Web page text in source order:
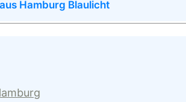
Hamburg Blaulicht